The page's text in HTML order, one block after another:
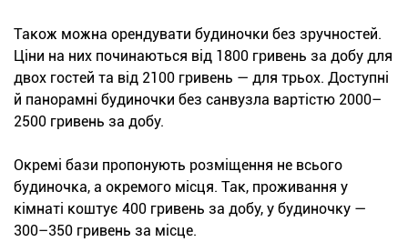
Також можна орендувати будиночки без зручностей.
Ціни на них починаються від 1800 гривень за добу для
двох гостей та від 2100 гривень — для трьох. Доступні
й панорамні будиночки без санвузла вартістю 2000–
2500 гривень за добу.
Окремі бази пропонують розміщення не всього
будиночка, а окремого місця. Так, проживання у
кімнаті коштує 400 гривень за добу, у будиночку —
300–350 гривень за місце.